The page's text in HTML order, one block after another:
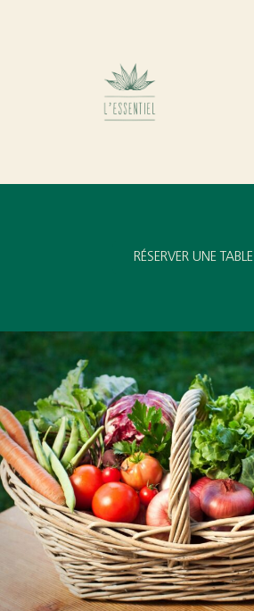
RÉSERVER UNE TABLE